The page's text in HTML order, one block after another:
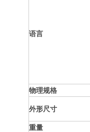
语言
物理规格
外形尺寸
重量